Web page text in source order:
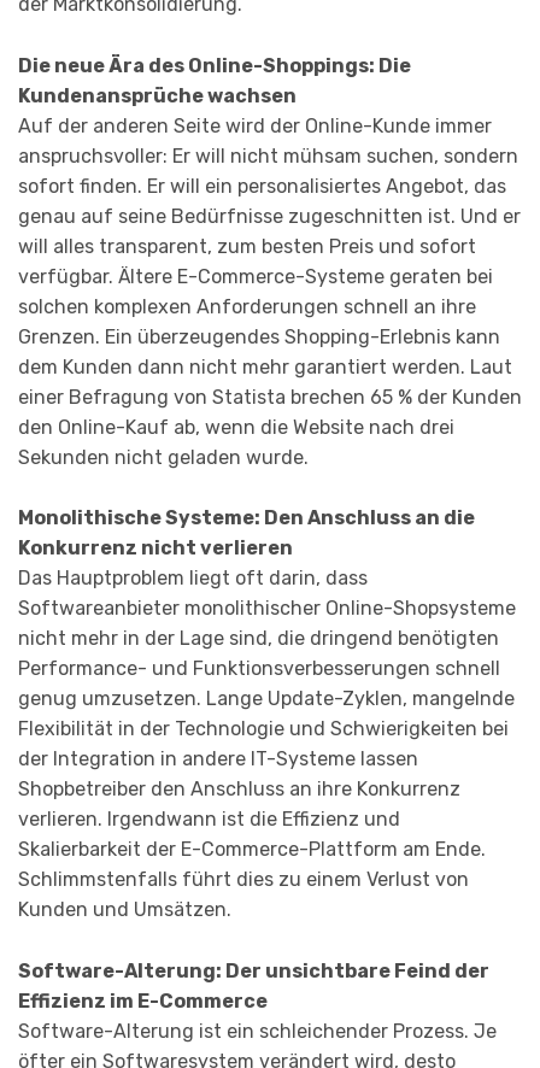
Die neue Ära des Online-Shoppings: Die
Kundenansprüche wachsen
Auf der anderen Seite wird der Online-Kunde immer
anspruchsvoller: Er will nicht mühsam suchen, sondern
sofort finden. Er will ein personalisiertes Angebot, das
genau auf seine Bedürfnisse zugeschnitten ist. Und er
will alles transparent, zum besten Preis und sofort
verfügbar. Ältere E-Commerce-Systeme geraten bei
solchen komplexen Anforderungen schnell an ihre
Grenzen. Ein überzeugendes Shopping-Erlebnis kann
dem Kunden dann nicht mehr garantiert werden. Laut
einer Befragung von Statista brechen 65 % der Kunden
den Online-Kauf ab, wenn die Website nach drei
Sekunden nicht geladen wurde.
Monolithische Systeme: Den Anschluss an die
Konkurrenz nicht verlieren
Das Hauptproblem liegt oft darin, dass
Softwareanbieter monolithischer Online-Shopsysteme
nicht mehr in der Lage sind, die dringend benötigten
Performance- und Funktionsverbesserungen schnell
genug umzusetzen. Lange Update-Zyklen, mangelnde
Flexibilität in der Technologie und Schwierigkeiten bei
der Integration in andere IT-Systeme lassen
Shopbetreiber den Anschluss an ihre Konkurrenz
verlieren. Irgendwann ist die Effizienz und
Skalierbarkeit der E-Commerce-Plattform am Ende.
Schlimmstenfalls führt dies zu einem Verlust von
Kunden und Umsätzen.
Software-Alterung: Der unsichtbare Feind der
Effizienz im E-Commerce
Software-Alterung ist ein schleichender Prozess. Je
öfter ein Softwaresystem verändert wird, desto